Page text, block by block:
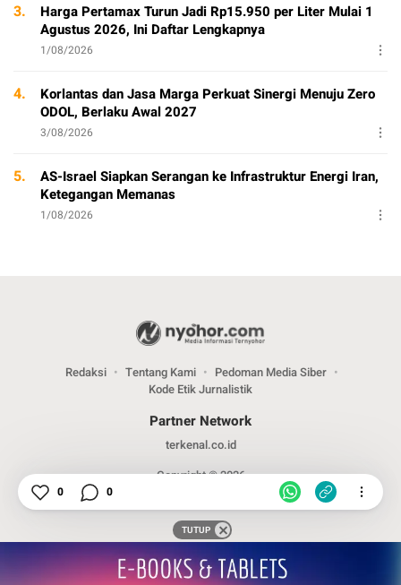
3.
Harga Pertamax Turun Jadi Rp15.950 per Liter Mulai 1
Agustus 2026, Ini Daftar Lengkapnya
1/08/2026
4.
Korlantas dan Jasa Marga Perkuat Sinergi Menuju Zero
ODOL, Berlaku Awal 2027
3/08/2026
5.
AS-Israel Siapkan Serangan ke Infrastruktur Energi Iran,
Ketegangan Memanas
1/08/2026
Redaksi Tentang Kami
Pedoman Media Siber
Kode Etik Jurnalistik
Partner Network
terkenal.co.id
Copyright © 2026
0 0
TUTUP